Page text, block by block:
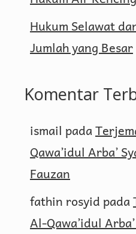
Hukum Selawat
Jumlah yang Besar
Komentar
ismail pada
Qawa’idul Arba’
Fauzan
fathin rosyid pada
Al-Qawa’idul